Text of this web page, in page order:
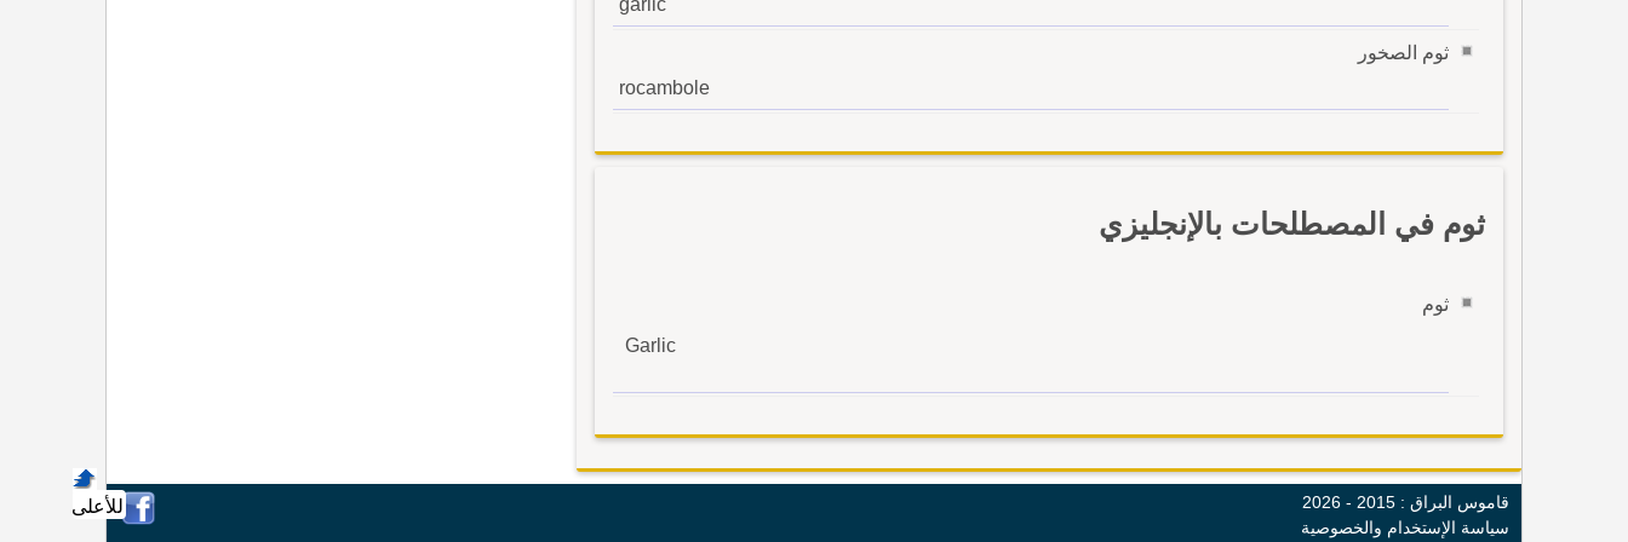
garlic
ثوم الصخور
rocambole
ثوم في المصطلحات بالإنجليزي
ثوم
Garlic
للأعلى
قاموس البراق : 2015 - 2026
سياسة الإستخدام والخصوصية